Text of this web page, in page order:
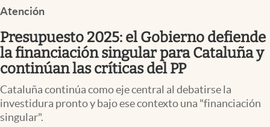
Atención
Presupuesto 2025: el Gobierno defiende
la financiación singular para Cataluña y
continúan las críticas del PP
Cataluña continúa como eje central al debatirse la
investidura pronto y bajo ese contexto una "financiación
singular".